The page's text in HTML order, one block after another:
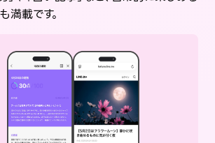
満載です。